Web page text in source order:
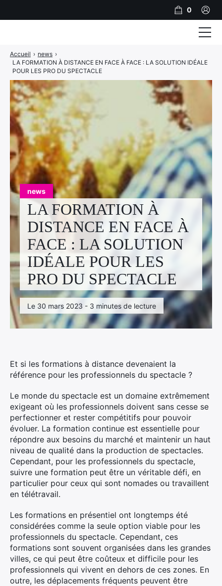
news
LA FORMATION À
DISTANCE EN FACE À
FACE : LA SOLUTION
IDÉALE POUR LES
PRO DU SPECTACLE
Le 30 mars 2023 - 3 minutes de lecture
Accueil › news ›
LA FORMATION À DISTANCE EN FACE À FACE : LA SOLUTION IDÉALE
POUR LES PRO DU SPECTACLE
Et si les formations à distance devenaient la
référence pour les professionnels du spectacle ?
Le monde du spectacle est un domaine extrêmement
exigeant où les professionnels doivent sans cesse se
perfectionner et rester compétitifs pour pouvoir
évoluer. La formation continue est essentielle pour
répondre aux besoins du marché et maintenir un haut
niveau de qualité dans la production de spectacles.
Cependant, pour les professionnels du spectacle,
suivre une formation peut être un véritable défi, en
particulier pour ceux qui sont nomades ou travaillent
en télétravail.
Les formations en présentiel ont longtemps été
considérées comme la seule option viable pour les
professionnels du spectacle. Cependant, ces
formations sont souvent organisées dans les grandes
villes, ce qui peut être coûteux et difficile pour les
professionnels qui vivent en dehors de ces zones. En
outre, les déplacements fréquents peuvent être
0
Formations
A propos
Références Clients
Inscription
Financer sa formation
Contact
PRENDRE RDV
Facebook
Linkedin
Instagram